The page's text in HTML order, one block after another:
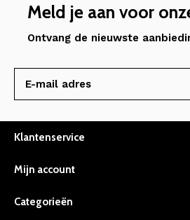
Meld je aan voor
Ontvang de nieuwste
Klantenservice
Mijn account
Categorieën